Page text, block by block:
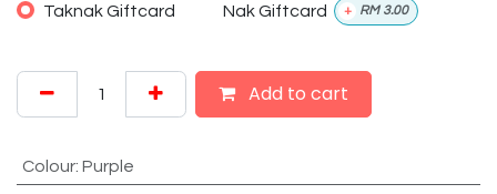
Taknak Giftcard Nak Giftcard + RM 3.00
Add to cart
Colour: Purple